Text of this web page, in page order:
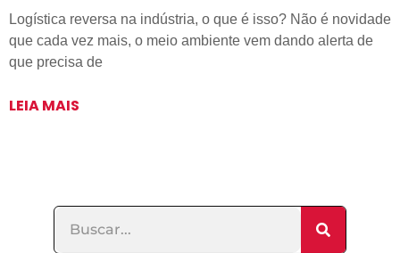
Logística reversa na indústria, o que é isso? Não é novidade
que cada vez mais, o meio ambiente vem dando alerta de
que precisa de
LEIA MAIS